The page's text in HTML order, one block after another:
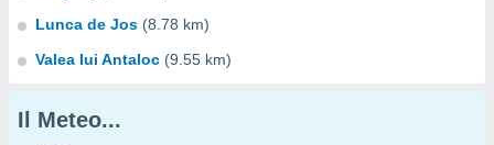
Lunca de Jos (8.78 km)
Valea lui Antaloc (9.55 km)
Il Meteo...